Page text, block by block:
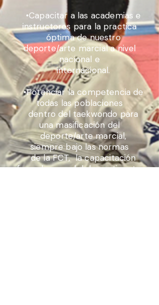
•Capacitar a las academias e
instructores para la practica
óptima de nuestro
deporte/arte marcial a nivel
nacional e
internacional.
•Potenciar la competencia de
todas las poblaciones
dentro del taekwondo para
una masificación del
deporte/arte marcial,
siempre bajo las normas
de la FCT, la capacitación
formal y moral del practicante.